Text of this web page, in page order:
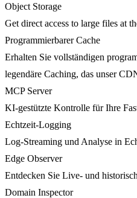
Object Storage
Get direct access to large files at
Programmierbarer Cache
Erhalten Sie vollständigen
legendäre Caching, das unser
MCP Server
KI-gestützte Kontrolle für Ihre
Echtzeit-Logging
Log-Streaming und Analyse in
Edge Observer
Entdecken Sie Live- und
Domain Inspector